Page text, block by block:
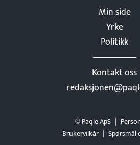
Min side
Yrke
Politikk
Kontakt oss
© Paqle ApS
Brukervilkår
Spørsmål